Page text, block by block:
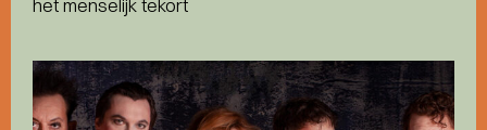
het menselijk tekort